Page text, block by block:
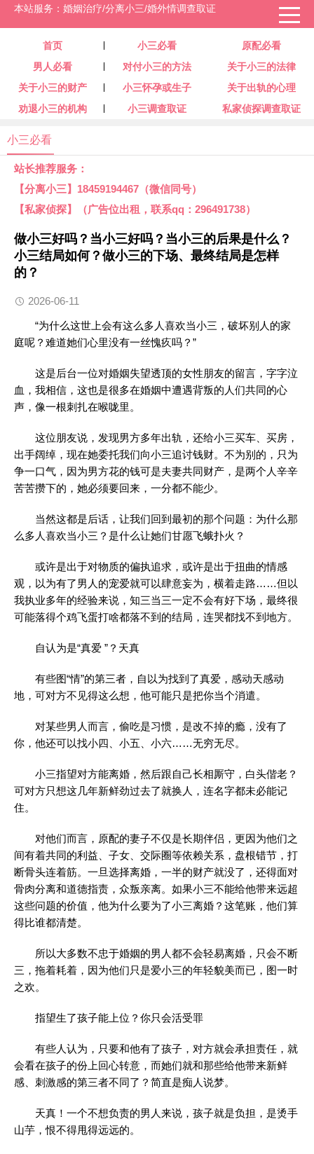
首页 小三必看
原配必看
男人必看
对付小三的方法
关于小三的法律
关于小三的财产
小三怀孕或生子
关于出轨的心理
劝退小三的机构
小三调查取证 私家侦探调查取证
本站服务：婚姻治疗/分离小三/婚外情调查取证
小三必看
站长推荐服务：
【分离小三】18459194467（微信同号）
【私家侦探】（广告位出租，联系qq：296491738）
做小三好吗？当小三好吗？当小三的后果是什么？
小三结局如何？做小三的下场、最终结局是怎样
的？
2026-06-11
“为什么这世上会有这么多人喜欢当小三，破坏别人的家
庭呢？难道她们心里没有一丝愧疚吗？”
这是后台一位对婚姻失望透顶的女性朋友的留言，字字泣
血，我相信，这也是很多在婚姻中遭遇背叛的人们共同的心
声，像一根刺扎在喉咙里。
这位朋友说，发现男方多年出轨，还给小三买车、买房，
出手阔绰，现在她委托我们向小三追讨钱财。不为别的，只为
争一口气，因为男方花的钱可是夫妻共同财产，是两个人辛辛
苦苦攒下的，她必须要回来，一分都不能少。
当然这都是后话，让我们回到最初的那个问题：为什么那
么多人喜欢当小三？是什么让她们甘愿飞蛾扑火？
或许是出于对物质的偏执追求，或许是出于扭曲的情感
观，以为有了男人的宠爱就可以肆意妄为，横着走路……但以
我执业多年的经验来说，知三当三一定不会有好下场，最终很
可能落得个鸡飞蛋打啥都落不到的结局，连哭都找不到地方。
自认为是“真爱 ”？天真
有些图“情”的第三者，自以为找到了真爱，感动天感动
地，可对方不见得这么想，他可能只是把你当个消遣。
对某些男人而言，偷吃是习惯，是改不掉的瘾，没有了
你，他还可以找小四、小五、小六……无穷无尽。
小三指望对方能离婚，然后跟自己长相厮守，白头偕老？
可对方只想这几年新鲜劲过去了就换人，连名字都未必能记
住。
对他们而言，原配的妻子不仅是长期伴侣，更因为他们之
间有着共同的利益、子女、交际圈等依赖关系，盘根错节，打
断骨头连着筋。一旦选择离婚，一半的财产就没了，还得面对
骨肉分离和道德指责，众叛亲离。如果小三不能给他带来远超
这些问题的价值，他为什么要为了小三离婚？这笔账，他们算
得比谁都清楚。
所以大多数不忠于婚姻的男人都不会轻易离婚，只会不断
三，拖着耗着，因为他们只是爱小三的年轻貌美而已，图一时
之欢。
指望生了孩子能上位？你只会活受罪
有些人认为，只要和他有了孩子，对方就会承担责任，就
会看在孩子的份上回心转意，而她们就和那些给他带来新鲜
感、刺激感的第三者不同了？简直是痴人说梦。
天真！一个不想负责的男人来说，孩子就是负担，是烫手
山芋，恨不得甩得远远的。